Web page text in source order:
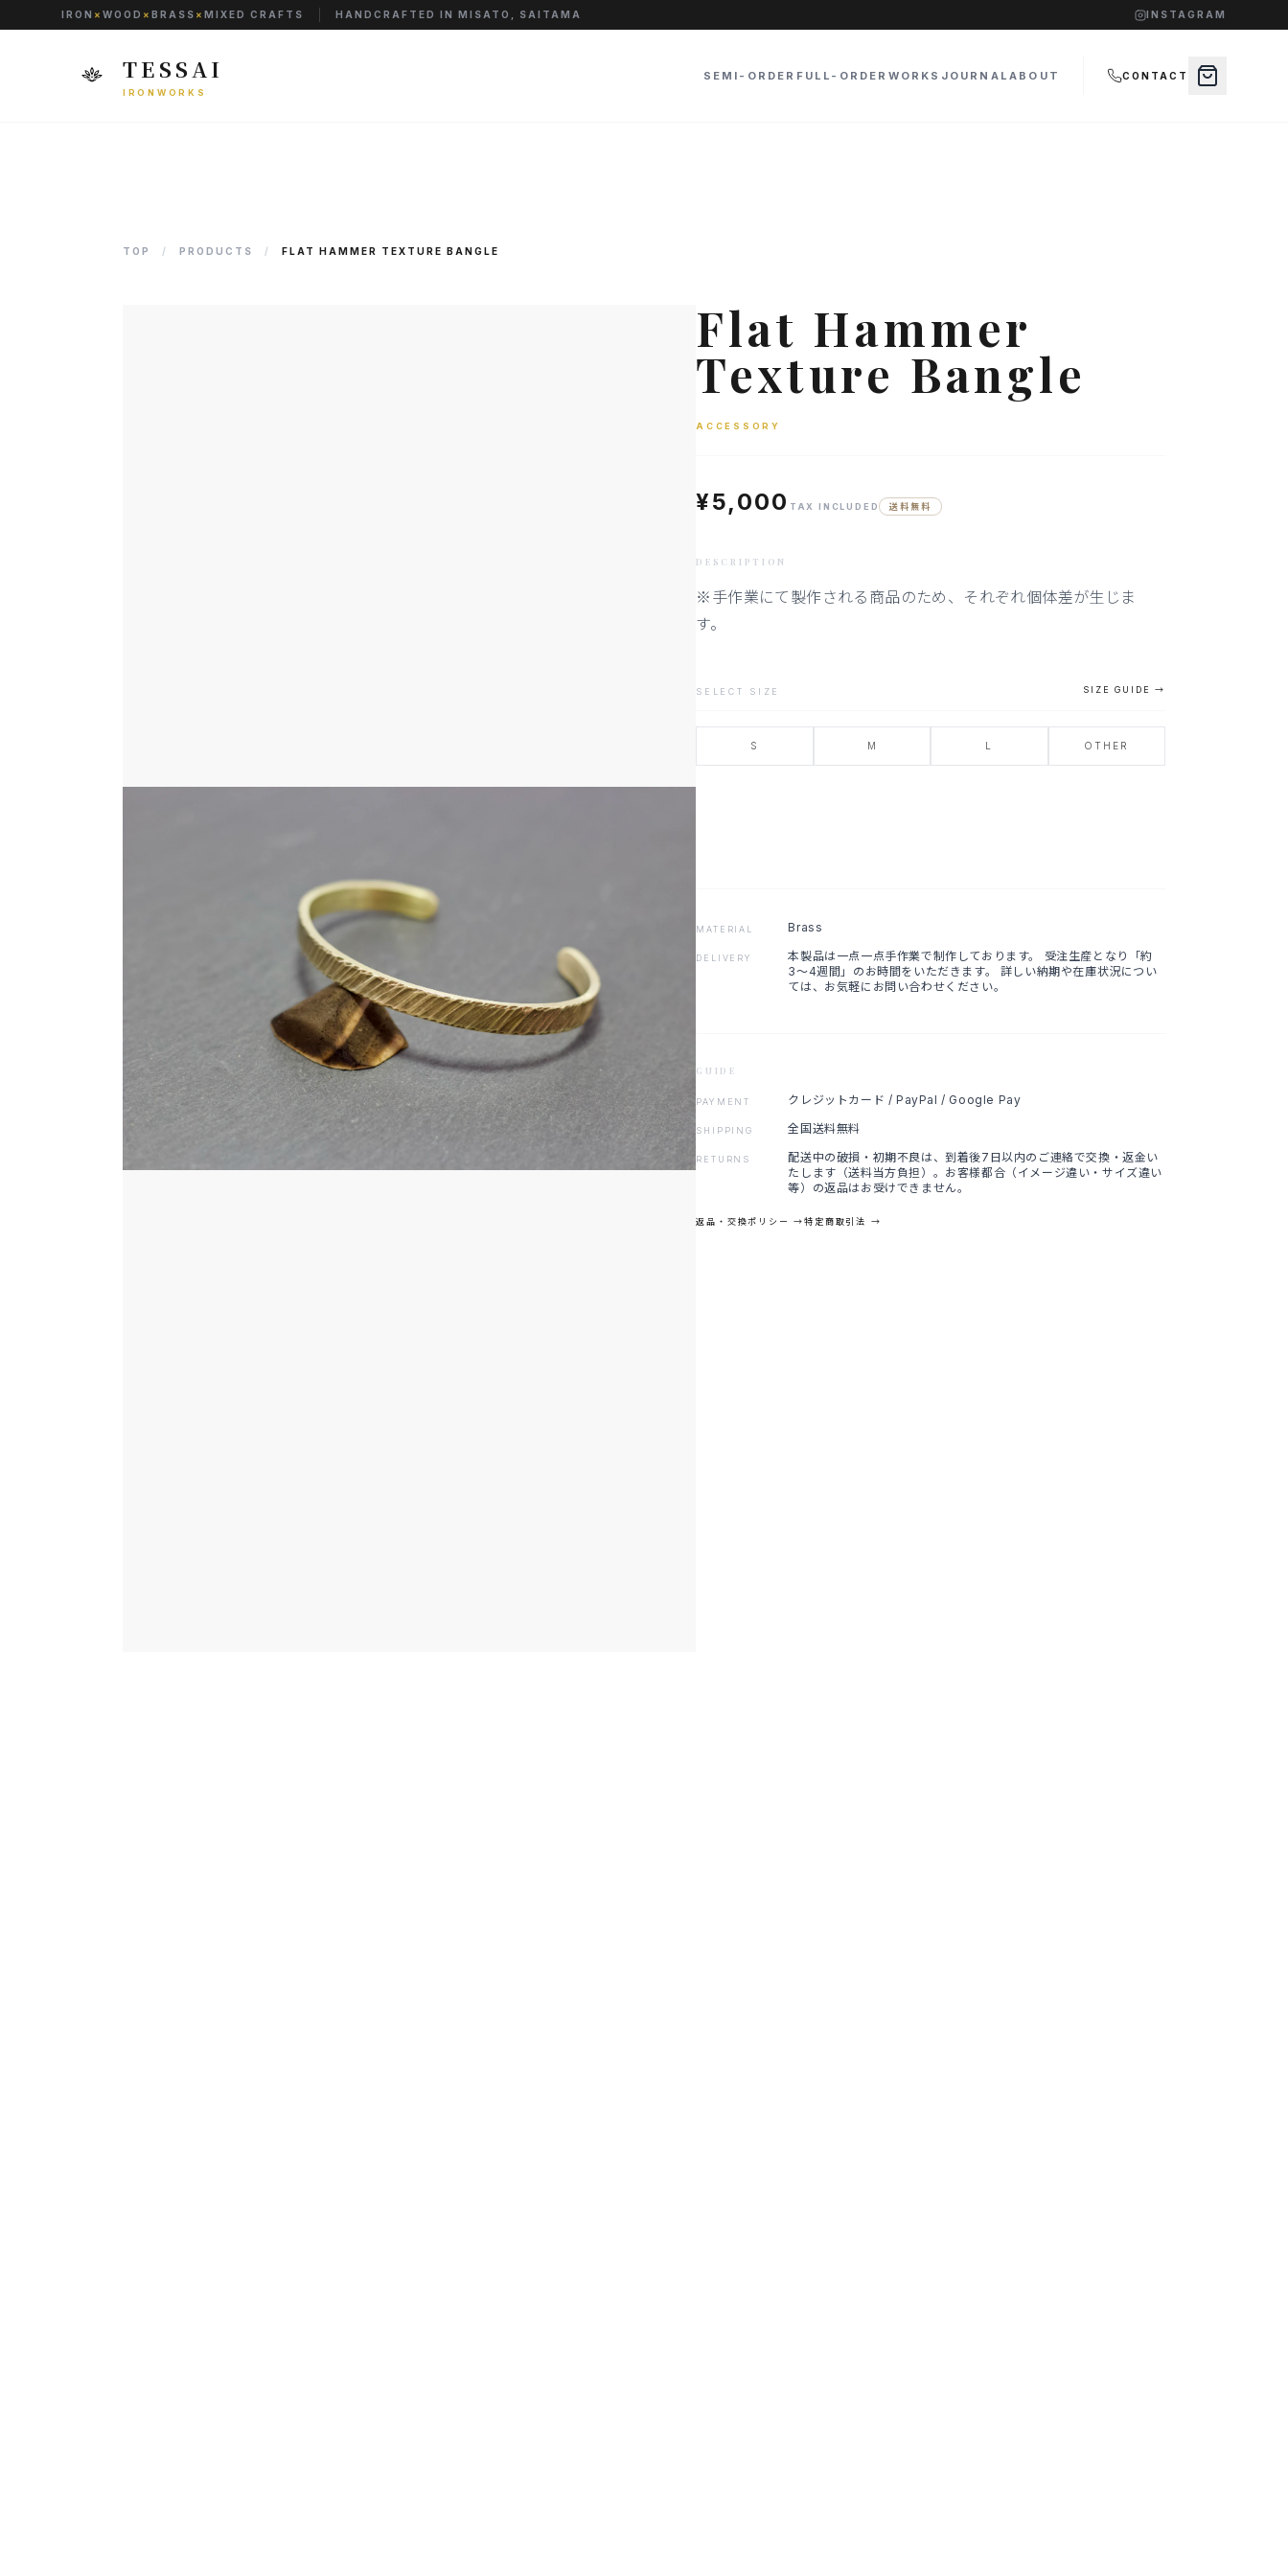
IRON × WOOD × BRASS × MIXED CRAFTS HANDCRAFTED IN MISATO, SAITAMA INSTAGRAM
TESSAI
IRONWORKS
SEMI-ORDER FULL-ORDER WORKS JOURNAL ABOUT CONTACT
TOP / PRODUCTS / FLAT HAMMER TEXTURE BANGLE
Flat Hammer
Texture Bangle
ACCESSORY
¥5,000 TAX INCLUDED 送料無料
DESCRIPTION
※手作業にて製作される商品のため、それぞれ個体差が生じま
す。
SELECT SIZE SIZE GUIDE →
S M L OTHER
MATERIAL Brass
DELIVERY
本製品は一点一点手作業で制作しております。 受注生産となり「約
3〜4週間」のお時間をいただきます。 詳しい納期や在庫状況につい
ては、お気軽にお問い合わせください。
GUIDE
PAYMENT クレジットカード / PayPal / Google Pay
SHIPPING 全国送料無料
RETURNS
配送中の破損・初期不良は、到着後7日以内のご連絡で交換・返金い
たします（送料当方負担）。お客様都合（イメージ違い・サイズ違い
等）の返品はお受けできません。
返品・交換ポリシー →特定商取引法 →